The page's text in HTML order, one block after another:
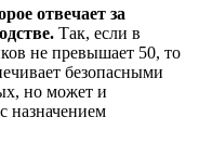
отвечает за
Так, если в
не превышает 50, то
безопасными
но может и
назначением